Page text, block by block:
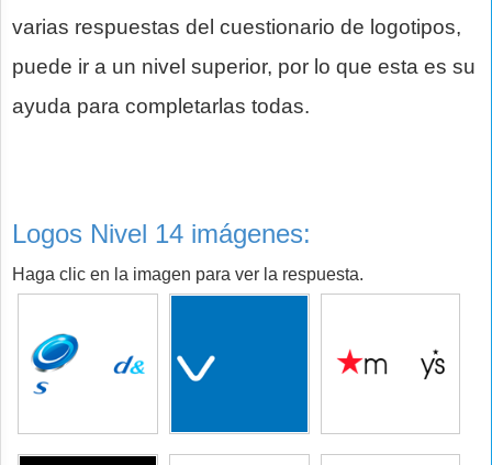
varias respuestas del cuestionario de logotipos,
puede ir a un nivel superior, por lo que esta es su
ayuda para completarlas todas.
Logos Nivel 14 imágenes:
Haga clic en la imagen para ver la respuesta.